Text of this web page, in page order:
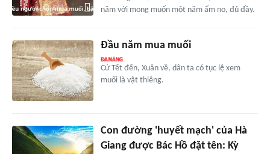
năm với mong muốn một năm ấm no, đủ đầy.
Đầu năm mua muối
Cứ Tết đến, Xuân về, dân ta có tục lệ xem
muối là vật thiêng.
Con đường 'huyết mạch' của Hà
Giang được Bác Hồ đặt tên: Kỳ